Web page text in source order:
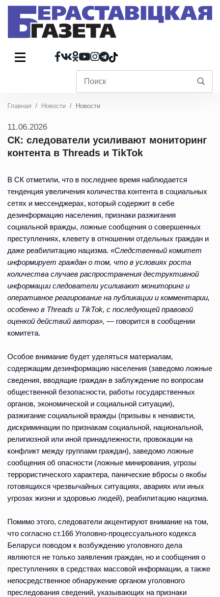
Главная Новости Новости
11.06.2026
СК: следователи усиливают мониторинг
контента в Threads и TikTok
В СК отметили, что в последнее время наблюдается
тенденция увеличения количества контента в социальных
сетях и мессенджерах, который содержит в себе
дезинформацию населения, признаки разжигания
социальной вражды, ложные сообщения о совершенных
преступлениях, клевету в отношении отдельных граждан и
даже реабилитацию нацизма. «Следственный комитет
информирует граждан о том, что в условиях роста
количества случаев распространения деструктивной
информации следователи усиливают мониторинг и
оперативное реагирование на публикации и комментарии,
особенно в Threads и TikTok, с последующей правовой
оценкой действий автора», — говорится в сообщении
комитета.
Особое внимание будет уделяться материалам,
содержащим дезинформацию населения (заведомо ложные
сведения, вводящие граждан в заблуждение по вопросам
общественной безопасности, работы государственных
органов, экономической и социальной ситуации),
разжигание социальной вражды (призывы к ненависти,
дискриминации по признакам социальной, национальной,
религиозной или иной принадлежности, провокации на
конфликт между группами граждан), заведомо ложные
сообщения об опасности (ложные минирования, угрозы
террористического характера, панические вбросы о якобы
готовящихся чрезвычайных ситуациях, авариях или иных
угрозах жизни и здоровью людей), реабилитацию нацизма.
Помимо этого, следователи акцентируют внимание на том,
что согласно ст.166 Уголовно-процессуального кодекса
Беларуси поводом к возбуждению уголовного дела
являются не только заявления граждан, но и сообщения о
преступлениях в средствах массовой информации, а также
непосредственное обнаружение органом уголовного
преследования сведений, указывающих на признаки